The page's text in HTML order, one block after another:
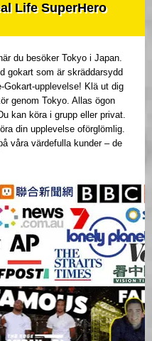
Life SuperHero
du besöker Tokyo i Japan.
gokart som är skräddarsydd
Gokart-upplevelse! Klä ut dig
genom Tokyo. Allas ögon
kan köra i grupp eller privat.
din upplevelse oförglömlig.
våra värdefulla kunder – de